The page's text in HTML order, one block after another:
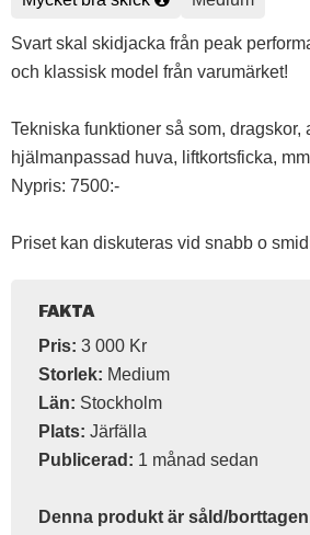
Svart skal skidjacka från peak
och klassisk model från varumärket!
Tekniska funktioner så som, dragskor,
hjälmanpassad huva, liftkortsficka,
Nypris: 7500:-
Priset kan diskuteras vid snabb o
FAKTA
Pris: 3 000 Kr
Storlek: Medium
Län: Stockholm
Plats: Järfälla
Publicerad: 1 månad sedan
Denna produkt är såld/